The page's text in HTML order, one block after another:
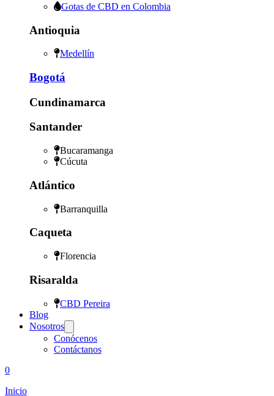
Gotas de CBD en Colombia
Antioquia
Medellín
Bogotá
Cundinamarca
Santander
Bucaramanga
Cúcuta
Atlántico
Barranquilla
Caqueta
Florencia
Risaralda
CBD Pereira
Blog
Nosotros
Conócenos
Contáctanos
0
Inicio